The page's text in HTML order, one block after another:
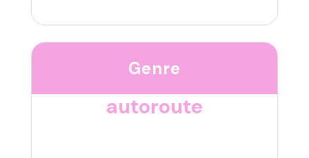
Genre
autoroute